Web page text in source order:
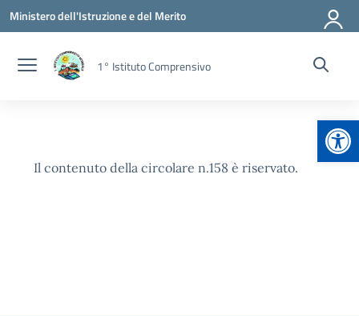
Vai ai contenuti
Vai al menu di navigazione
Vai al footer
Ministero dell'Istruzione e del Merito
1° Istituto Comprensivo
Il contenuto della circolare n.158 è riservato.